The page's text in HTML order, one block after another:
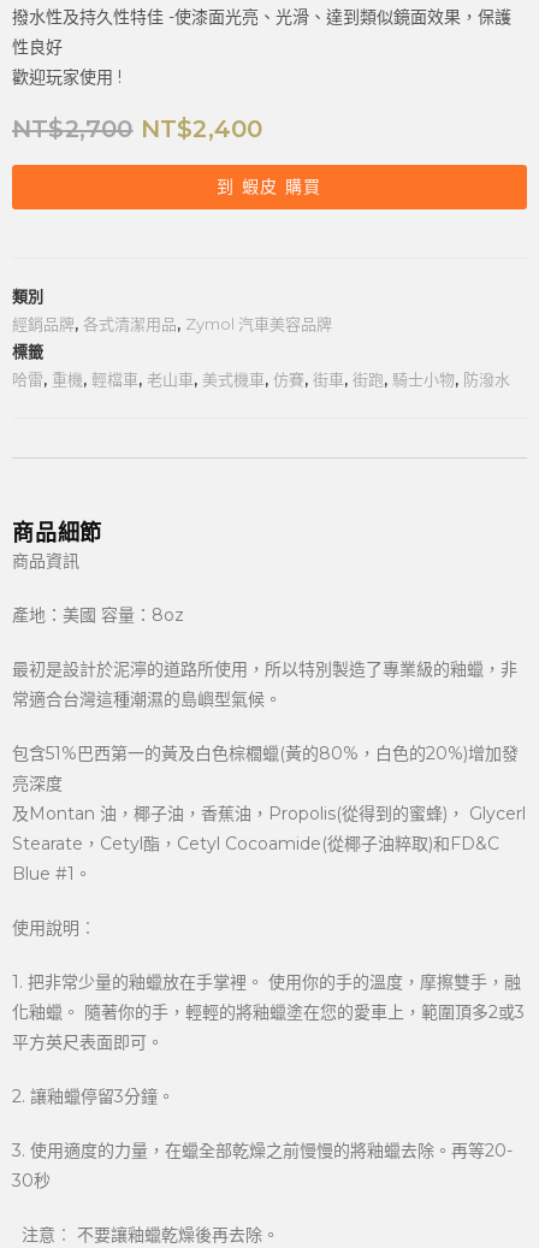
撥水性及持久性特佳 -使漆面光亮、光滑、達到類似鏡面效果，保護
性良好
歡迎玩家使用 !
NT$2,700 NT$2,400
到 蝦皮 購買
類別
經銷品牌, 各式清潔用品, Zymol 汽車美容品牌
標籤
哈雷, 重機, 輕檔車, 老山車, 美式機車, 仿賽, 街車, 街跑, 騎士小物, 防潑水
商品細節
商品資訊
產地：美國 容量：8oz
最初是設計於泥濘的道路所使用，所以特別製造了專業級的釉蠟，非
常適合台灣這種潮濕的島嶼型氣候。
包含51%巴西第一的黃及白色棕櫚蠟(黃的80%，白色的20%)增加發
亮深度
及Montan 油，椰子油，香蕉油，Propolis(從得到的蜜蜂)， Glycerl
Stearate，Cetyl酯，Cetyl Cocoamide(從椰子油粹取)和FD&C
Blue #1。
使用說明︰
1. 把非常少量的釉蠟放在手掌裡。 使用你的手的溫度，摩擦雙手，融
化釉蠟。 隨著你的手，輕輕的將釉蠟塗在您的愛車上，範圍頂多2或3
平方英尺表面即可。
2. 讓釉蠟停留3分鐘。
3. 使用適度的力量，在蠟全部乾燥之前慢慢的將釉蠟去除。再等20-
30秒
注意︰ 不要讓釉蠟乾燥後再去除。